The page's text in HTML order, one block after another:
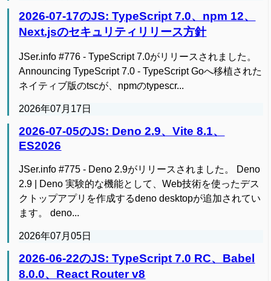
2026-07-17のJS: TypeScript 7.0、npm 12、
Next.jsのセキュリティリリース方針
JSer.info #776 - TypeScript 7.0がリリースされました。
Announcing TypeScript 7.0 - TypeScript Goへ移植された
ネイティブ版のtscが、npmのtypescr...
2026年07月17日
2026-07-05のJS: Deno 2.9、Vite 8.1、
ES2026
JSer.info #775 - Deno 2.9がリリースされました。 Deno
2.9 | Deno 実験的な機能として、Web技術を使ったデス
クトップアプリを作成するdeno desktopが追加されてい
ます。 deno...
2026年07月05日
2026-06-22のJS: TypeScript 7.0 RC、Babel
8.0.0、React Router v8